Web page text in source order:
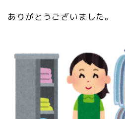
ありがとうございました。